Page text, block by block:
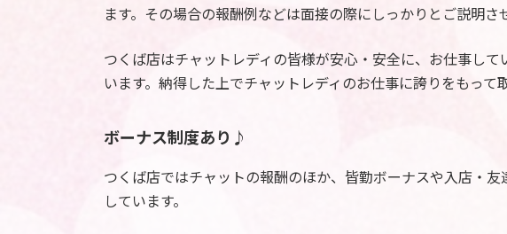
ます。その場合の報酬例などは面接の際にしっかりとご説明さ
つくば店はチャットレディの皆様が安心・安全に、お仕事し
います。納得した上でチャットレディのお仕事に誇りをもって
ボーナス制度あり♪
つくば店ではチャットの報酬のほか、皆勤ボーナスや入店・
しています。